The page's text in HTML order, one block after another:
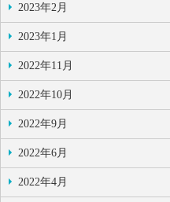
2023年2月
2023年1月
2022年11月
2022年10月
2022年9月
2022年6月
2022年4月